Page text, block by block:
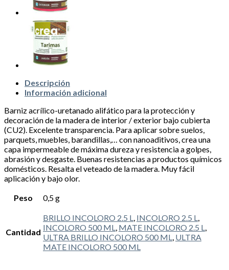
Descripción
Información adicional
Barniz acrílico-uretanado alifático para la protección y
decoración de la madera de interior / exterior bajo cubierta
(CU2). Excelente transparencia. Para aplicar sobre suelos,
parquets, muebles, barandillas,… con nanoaditivos, crea una
capa impermeable de máxima dureza y resistencia a golpes,
abrasión y desgaste. Buenas resistencias a productos químicos
domésticos. Resalta el veteado de la madera. Muy fácil
aplicación y bajo olor.
Peso
0,5 g
Cantidad
BRILLO INCOLORO 2.5 L, INCOLORO 2.5 L,
INCOLORO 500 ML, MATE INCOLORO 2.5 L,
ULTRA BRILLO INCOLORO 500 ML, ULTRA
MATE INCOLORO 500 ML